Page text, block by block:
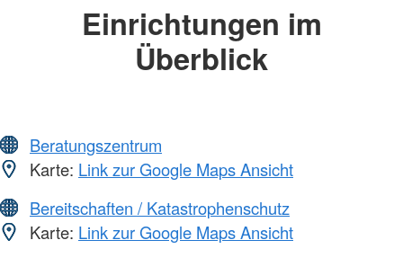
Einrichtungen im
Überblick
Beratungszentrum
Karte: Link zur Google Maps Ansicht
Bereitschaften / Katastrophenschutz
Karte: Link zur Google Maps Ansicht